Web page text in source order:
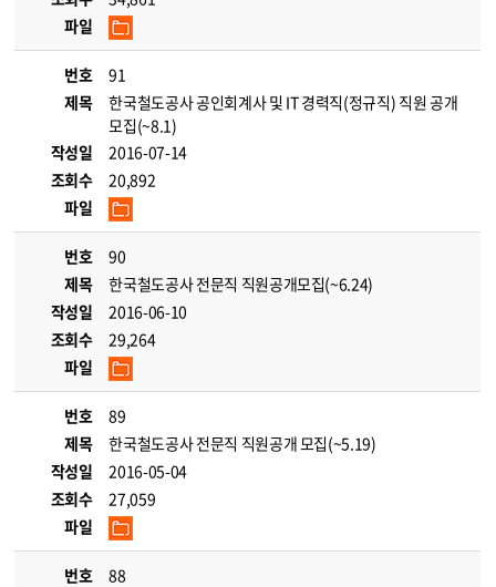
파일
번호
91
제목
한국철도공사 공인회계사 및 IT 경력직(정규직) 직원 공개
모집(~8.1)
작성일
2016-07-14
조회수
20,892
파일
번호
90
제목
한국철도공사 전문직 직원공개모집(~6.24)
작성일
2016-06-10
조회수
29,264
파일
번호
89
제목
한국철도공사 전문직 직원공개 모집(~5.19)
작성일
2016-05-04
조회수
27,059
파일
번호
88